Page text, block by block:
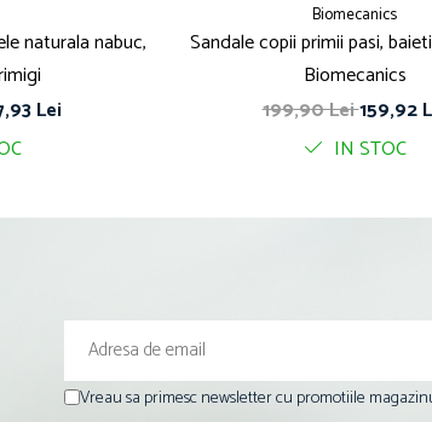
naturala nabuc,
Lei
Biomecanics
Sandale copii primii pasi,
Biomecanics
199,90 Lei159,92
IN STOC
Vreau sa primesc newsletter cu promotiile